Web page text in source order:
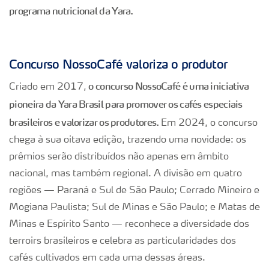
programa nutricional da Yara.
Concurso NossoCafé valoriza o produtor
Criado em 2017, o concurso NossoCafé é uma iniciativa
pioneira da Yara Brasil para promover os cafés especiais
brasileiros e valorizar os produtores. Em 2024, o concurso
chega à sua oitava edição, trazendo uma novidade: os
prêmios serão distribuídos não apenas em âmbito
nacional, mas também regional. A divisão em quatro
regiões — Paraná e Sul de São Paulo; Cerrado Mineiro e
Mogiana Paulista; Sul de Minas e São Paulo; e Matas de
Minas e Espírito Santo — reconhece a diversidade dos
terroirs brasileiros e celebra as particularidades dos
cafés cultivados em cada uma dessas áreas.